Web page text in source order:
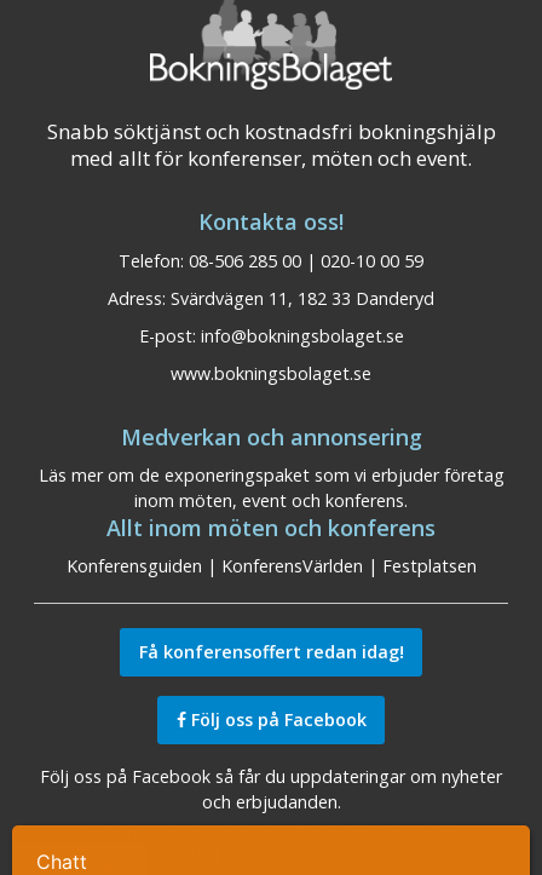
Ta kontakt
Snabb söktjänst och kostnadsfri bokningshjälp
med allt för konferenser, möten och event.
Kontakta oss!
Telefon: 08-506 285 00 | 020-10 00 59
Adress: Svärdvägen 11, 182 33 Danderyd
E-post: info@bokningsbolaget.se
www.bokningsbolaget.se
Medverkan och annonsering
Läs mer om de exponeringspaket som vi erbjuder företag
inom möten, event och konferens.
Allt inom möten och konferens
Konferensguiden | KonferensVärlden | Festplatsen
Få konferensoffert redan idag!
Följ oss på Facebook
Följ oss på Facebook så får du uppdateringar om nyheter
och erbjudanden.
Sök konferensanläggningar|Konferens Stockholm|
Konferens Arlanda
Chatt